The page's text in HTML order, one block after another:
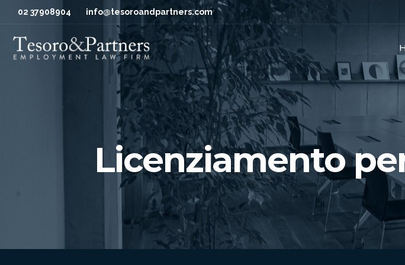
02 37908904 info@tesoroandpartners.com
Licenziamento